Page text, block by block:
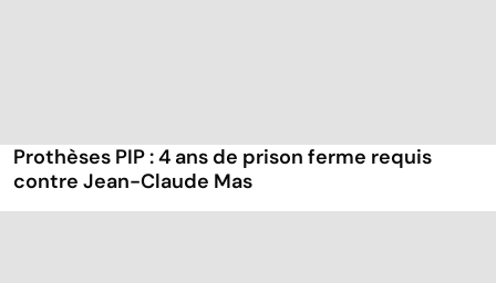
Prothèses PIP : 4 ans de prison ferme requis
contre Jean-Claude Mas